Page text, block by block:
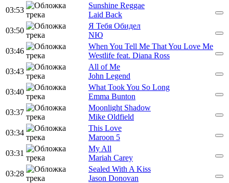
03:53
Sunshine Reggae
Laid Back
03:50
Я Тебя Обидел
NЮ
03:46
When You Tell Me That You Love Me
Westlife feat. Diana Ross
03:43
All of Me
John Legend
03:40
What Took You So Long
Emma Bunton
03:37
Moonlight Shadow
Mike Oldfield
03:34
This Love
Maroon 5
03:31
My All
Mariah Carey
03:28
Sealed With A Kiss
Jason Donovan